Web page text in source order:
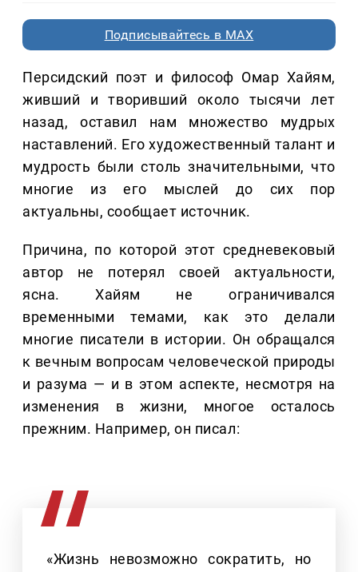
Подписывайтесь в MAX
Персидский поэт и философ Омар Хайям,
живший и творивший около тысячи лет
назад, оставил нам множество мудрых
наставлений. Его художественный талант и
мудрость были столь значительными, что
многие из его мыслей до сих пор
актуальны, сообщает источник.
Причина, по которой этот средневековый
автор не потерял своей актуальности,
ясна. Хайям не ограничивался
временными темами, как это делали
многие писатели в истории. Он обращался
к вечным вопросам человеческой природы
и разума — и в этом аспекте, несмотря на
изменения в жизни, многое осталось
прежним. Например, он писал:
«Жизнь невозможно сократить, но